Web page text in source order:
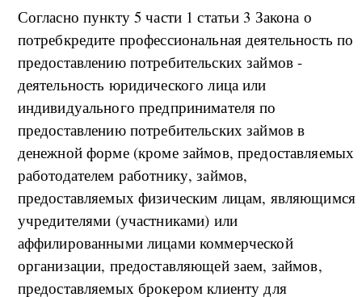
Согласно пункту 5 части 1 статьи 3 Закона о
потребкредите профессиональная деятельность по
предоставлению потребительских займов -
деятельность юридического лица или
индивидуального предпринимателя по
предоставлению потребительских займов в
денежной форме (кроме займов, предоставляемых
работодателем работнику, займов,
предоставляемых физическим лицам, являющимся
учредителями (участниками) или
аффилированными лицами коммерческой
организации, предоставляющей заем, займов,
предоставляемых брокером клиенту для